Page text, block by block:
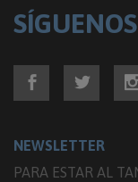
SÍGUENOS
NEWSLETTER
PARA ESTAR AL